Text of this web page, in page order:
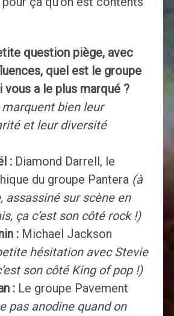
question piège, avec
quel est le groupe
vous a le plus marqué ?
bien leur
et leur diversité
:Diamond Darrell, le
du groupe Pantera (à
assassiné sur scène en
ça c’est son côté rock !)
: Michael Jackson
hésitation avec Stevie
son côté King of pop !)
: Le groupe Pavement
pas anodine quand on